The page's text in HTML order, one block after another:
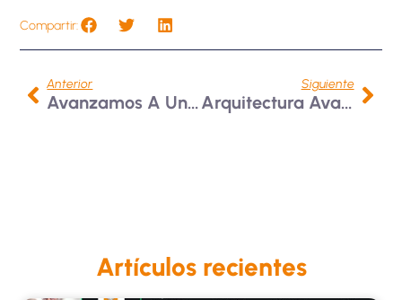
Compartir:
Anterior
Avanzamos A Una Gestión Académica Más Integrada, Ágil Y Estratégica
Siguiente
Arquitectura Avanza En La Reacreditación De Alta Calidad
Artículos recientes